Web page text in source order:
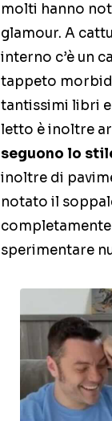
molti hanno
glamour. A
interno c’è un
tappeto
tantissimi libri
letto è inoltre
seguono lo
inoltre di
notato il
sperimentare